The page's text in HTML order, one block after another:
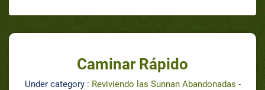
Caminar Rápido
Under category : Reviviendo las Sunnan Abandonadas -